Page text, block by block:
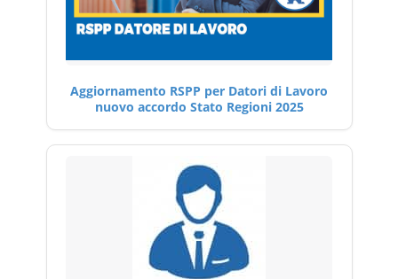
Aggiornamento RSPP per Datori di Lavoro
nuovo accordo Stato Regioni 2025